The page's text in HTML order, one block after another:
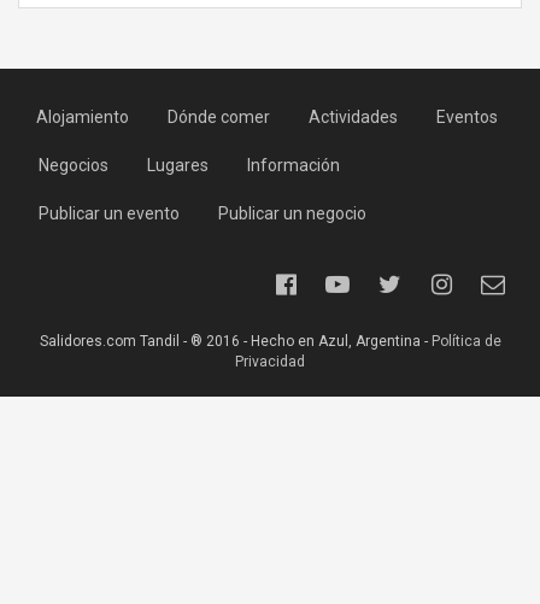
Alojamiento Dónde comer Actividades Eventos
Negocios Lugares Información
Publicar un evento Publicar un negocio
Salidores.com Tandil - ® 2016 - Hecho en Azul, Argentina - Política de
Privacidad